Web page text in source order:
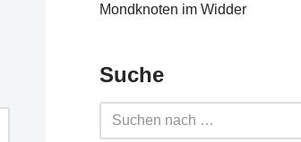
Mondknoten im Widder
Suche